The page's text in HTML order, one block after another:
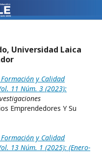
Universidad Laica
Formación y Calidad
11 Núm. 3 (2023):
Emprendedores Y Su
Formación y Calidad
13 Núm. 1 (2025): (Enero-